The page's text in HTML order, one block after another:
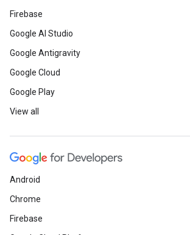
Firebase
Google AI Studio
Google Antigravity
Google Cloud
Google Play
View all
Android
Chrome
Firebase